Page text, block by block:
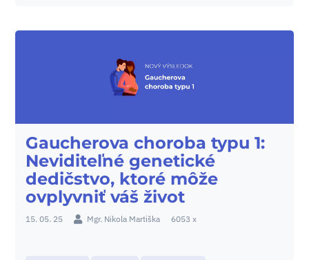
Gaucherova choroba typu 1:
Neviditeľné genetické
dedičstvo, ktoré môže
ovplyvniť váš život
15. 05. 25 Mgr. Nikola Martiška 6053 x